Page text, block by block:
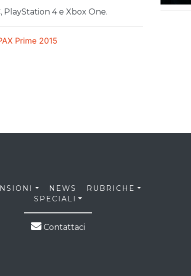
4 e Xbox One.
Prime 2015
NEWS
RUBRICHE
SPECIALI
Contattaci